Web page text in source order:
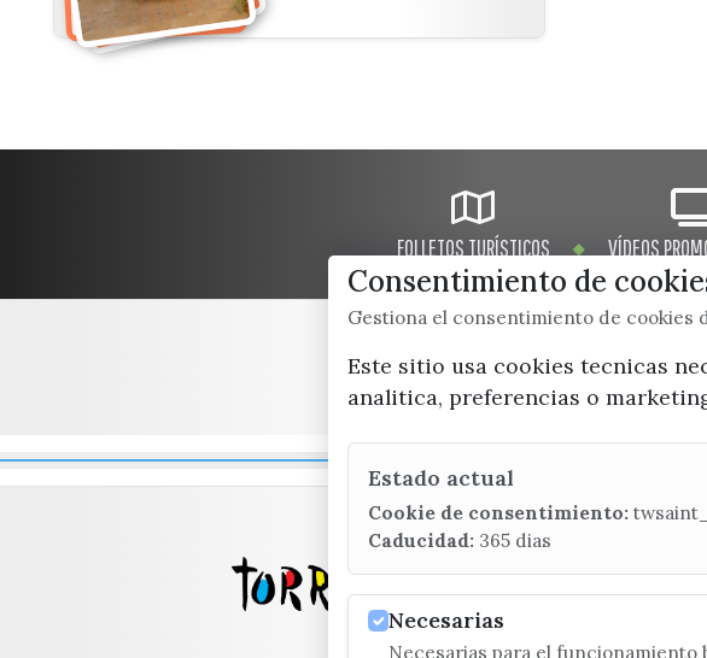
FOLLETOS TURÍSTICOS VÍDEOS
x /
Consentimiento de
Gestiona el consentimiento de cookies
Este sitio usa cookies tecnicas
analitica, preferencias o
Estado actual
Cookie de consentimiento:
Caducidad: 365 dias
Necesarias
Necesarias para el funcionamiento